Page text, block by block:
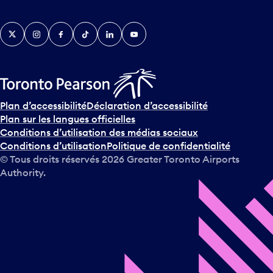
TwitterInstagramFacebook
TikTokLinkedInYouTube
Plan d’accessibilitéDéclaration d’accessibilité
Plan sur les langues officielles
Conditions d’utilisation des médias sociaux
Conditions d’utilisationPolitique de confidentialité
© Tous droits réservés 2026 Greater Toronto Airports
Authority.